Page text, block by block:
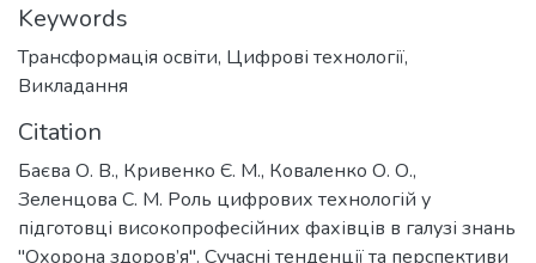
Keywords
Трансформація освіти, Цифрові технології,
Викладання
Citation
Баєва О. В., Кривенко Є. М., Коваленко О. О.,
Зеленцова С. М. Роль цифрових технологій у
підготовці високопрофесійних фахівців в галузі знань
"Охорона здоров’я". Сучасні тенденції та перспективи